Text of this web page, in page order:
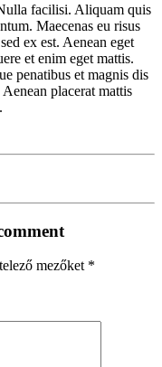
facilisi. Aliquam quis
Maecenas eu risus
ex est. Aenean eget
et enim eget mattis.
penatibus et magnis dis
placerat mattis
mezőket *